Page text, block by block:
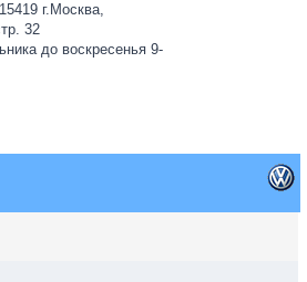
г.Москва,
32
до воскресенья 9-